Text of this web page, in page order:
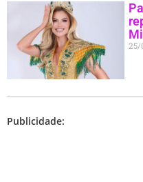
25/
Publicidade: